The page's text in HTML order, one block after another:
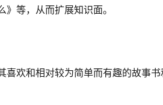
等，从而扩展知识面。
喜欢和相对较为简单而有趣的故事